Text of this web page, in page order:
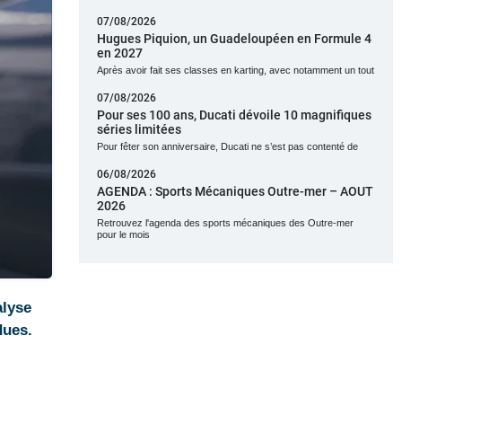
07/08/2026
Hugues Piquion, un Guadeloupéen en Formule 4
en 2027
Après avoir fait ses classes en karting, avec notamment un tout
07/08/2026
Pour ses 100 ans, Ducati dévoile 10 magnifiques
séries limitées
Pour fêter son anniversaire, Ducati ne s’est pas contenté de
06/08/2026
AGENDA : Sports Mécaniques Outre-mer – AOUT
2026
Retrouvez l'agenda des sports mécaniques des Outre-mer
pour le mois